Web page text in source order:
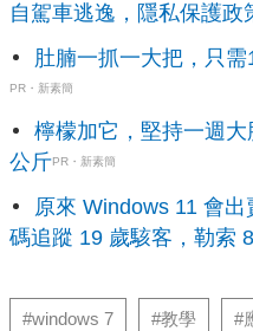
自駕車逃逸，隱私保護
肚腩一抓一大把，只
PR・新素簡
檸檬加它，堅持一週
公斤PR・新素簡
原來 Windows 11 會
碼追蹤 19 歲駭客，勒索
#windows 7 #教學 #